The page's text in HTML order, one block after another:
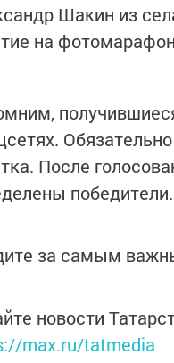
Шакин из
на
После
за самым
новости
max.ru/tatmedia